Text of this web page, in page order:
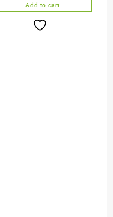
Add to cart